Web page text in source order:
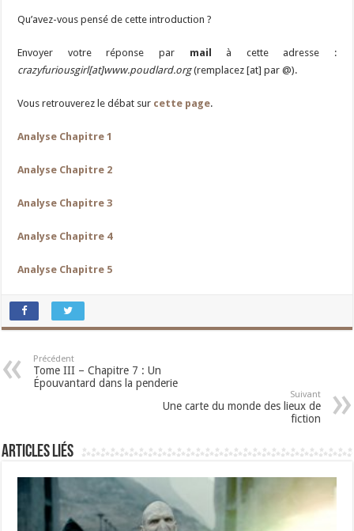
Qu’avez-vous pensé de cette introduction ?
Envoyer votre réponse par mail
à cette adresse :
crazyfuriousgirl[at]www.poudlard.org(remplacez [at] par @).
Vous retrouverez le débat sur cette page.
Analyse Chapitre 1
Analyse Chapitre 2
Analyse Chapitre 3
Analyse Chapitre 4
Analyse Chapitre 5
Précédent
Tome III – Chapitre 7 : Un
Épouvantard dans la penderie
Suivant
Une carte du monde des lieux de
fiction
Articles liés